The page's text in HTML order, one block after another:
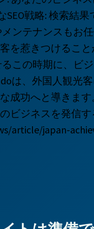
戦略: 検索結
ンテナンスもお
を惹きつけること
この時期に、ビ
は、外国人観光
成功へと導きま
ビジネスを発信
article/japan-